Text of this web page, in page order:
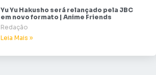
Yu Yu Hakusho será relançado pela JBC
em novo formato | Anime Friends
Redação
Leia Mais »